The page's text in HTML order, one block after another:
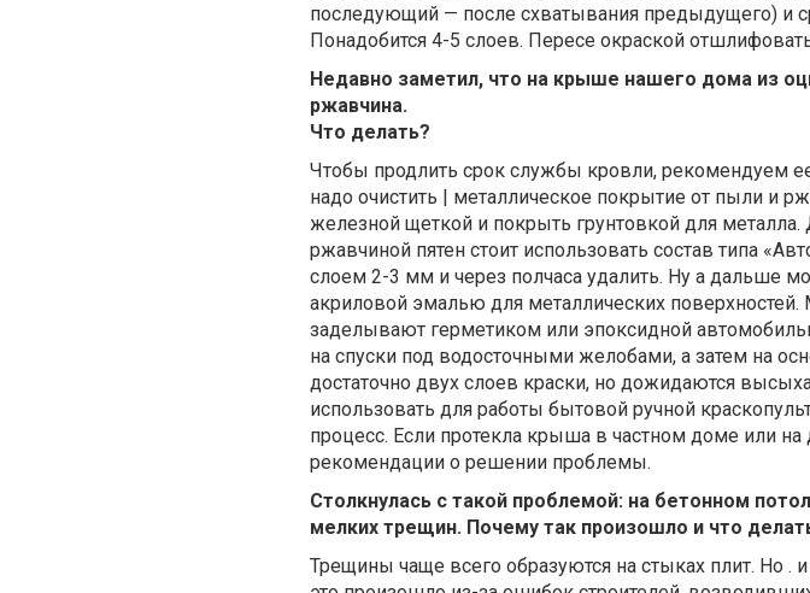
последующий — после схватывания предыдущего) и
Понадобится 4-5 слоев. Пересе окраской
Недавно заметил, что на крыше нашего дома из
ржавчина.
Что делать?
Чтобы продлить срок службы кровли, рекомендуем
надо очистить | металлическое покрытие от пыли и
железной щеткой и покрыть грунтовкой для
ржавчиной пятен стоит использовать состав типа
слоем 2-3 мм и через полчаса удалить. Ну а дальше
акриловой эмалью для металлических
заделывают герметиком или эпоксидной
на спуски под водосточными желобами, а затем на
достаточно двух слоев краски, но дожидаются
использовать для работы бытовой ручной
процесс. Если протекла крыша в частном доме или на
рекомендации о решении проблемы.
Столкнулась с такой проблемой: на бетонном
мелких трещин. Почему так произошло и что
Трещины чаще всего образуются на стыках плит. Но .